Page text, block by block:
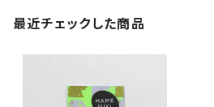
最近チェックした商品